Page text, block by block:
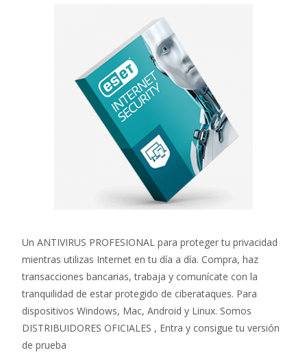
Un ANTIVIRUS PROFESIONAL para proteger tu privacidad
mientras utilizas Internet en tu día a día. Compra, haz
transacciones bancarias, trabaja y comunícate con la
tranquilidad de estar protegido de ciberataques. Para
dispositivos Windows, Mac, Android y Linux. Somos
DISTRIBUIDORES OFICIALES , Entra y consigue tu versión
de prueba